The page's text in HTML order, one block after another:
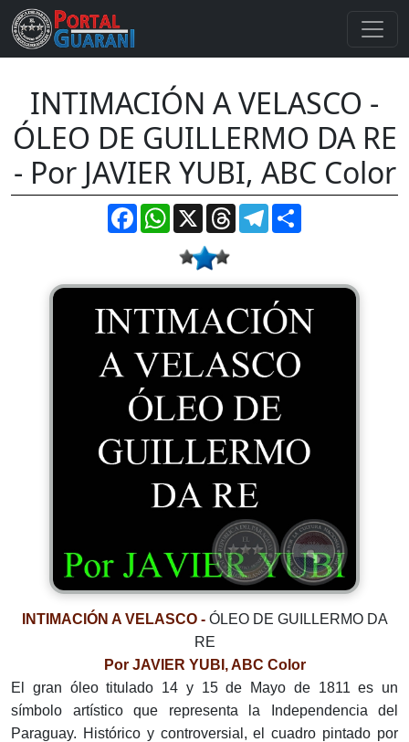
INTIMACIÓN A VELASCO -
ÓLEO DE GUILLERMO DA RE
- Por JAVIER YUBI, ABC Color
FacebookWhatsApp
X ThreadsTelegram
INTIMACIÓN A VELASCO - ÓLEO DE GUILLERMO DA
RE
Por JAVIER YUBI, ABC Color
El gran óleo titulado 14 y 15 de Mayo de 1811 es un
símbolo artístico que representa la Independencia del
Paraguay. Histórico y controversial, el cuadro pintado por